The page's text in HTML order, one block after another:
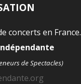
concerts en France.
de Spectacles)